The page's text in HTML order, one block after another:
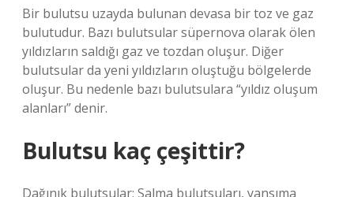
Bir bulutsu uzayda bulunan devasa bir toz ve gaz
bulutudur. Bazı bulutsular süpernova olarak ölen
yıldızların saldığı gaz ve tozdan oluşur. Diğer
bulutsular da yeni yıldızların oluştuğu bölgelerde
oluşur. Bu nedenle bazı bulutsulara “yıldız oluşum
alanları” denir.
Bulutsu kaç çeşittir?
Dağınık bulutsular; Salma bulutsuları, yansıma